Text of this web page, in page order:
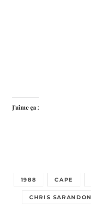
J’aime ça :
1988 CAPE
CHRIS SARANDON